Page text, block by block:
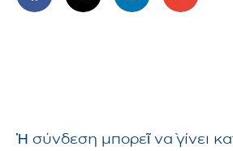
Ἡ σύνδεση μπορεῖ νὰ γίνει